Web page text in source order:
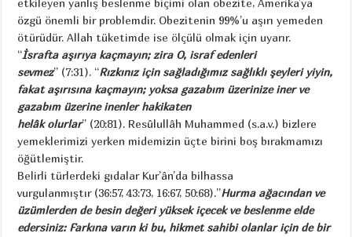
etkileyen yanlış beslenme biçimi olan obezite, Amerika’ya
özgü önemli bir problemdir. Obezitenin 99%’u aşırı yemeden
ötürüdür. Allah tüketimde ise ölçülü olmak için uyarır.
“İsrafta aşırıya kaçmayın; zira O, israf edenleri
sevmez’’ (7:31). “Rızkınız için sağladığımız sağlıklı şeyleri yiyin,
fakat aşırısına kaçmayın; yoksa gazabım üzerinize iner ve
gazabım üzerine inenler hakikaten
helâk olurlar” (20:81). Resûlullâh Muhammed (s.a.v.) bizlere
yemeklerimizi yerken midemizin üçte birini boş bırakmamızı
öğütlemiştir.
Belirli türlerdeki gıdalar Kur’ân’da bilhassa
vurgulanmıştır (36:57, 43:73, 16:67, 50:68).”Hurma ağacından ve
üzümlerden de besin değeri yüksek içecek ve beslenme elde
edersiniz: Farkına varın ki bu, hikmet sahibi olanlar için de bir